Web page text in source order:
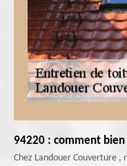
94220 : comment
Chez Landouer Couverture ,